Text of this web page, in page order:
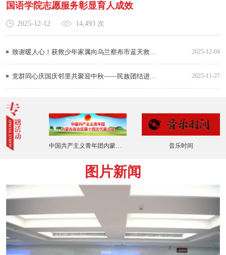
国语学院志愿服务彰显育人成效
2025-12-12 14,493 次
致谢暖人心！获救少年家属向乌兰察布市蓝天救援青年突击队赠锦旗、捐物资 2025-12-04
党群同心庆国庆邻里共聚迎中秋——民族团结进步宣传月主题活动 2025-11-27
中国共产主义青年团内蒙古自治区第十四次代表大会 音乐时间
图片新闻